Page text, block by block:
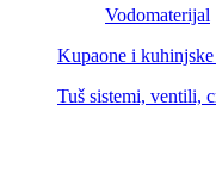
Vodomaterijal
Kupaone i
Tuš sistemi, ventili,